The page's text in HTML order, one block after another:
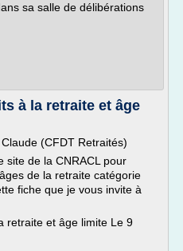
sa salle de délibérations
à la retraite et âge
(CFDT Retraités)
site de la CNRACL pour
de la retraite catégorie
fiche que je vous invite à
retraite et âge limite Le 9